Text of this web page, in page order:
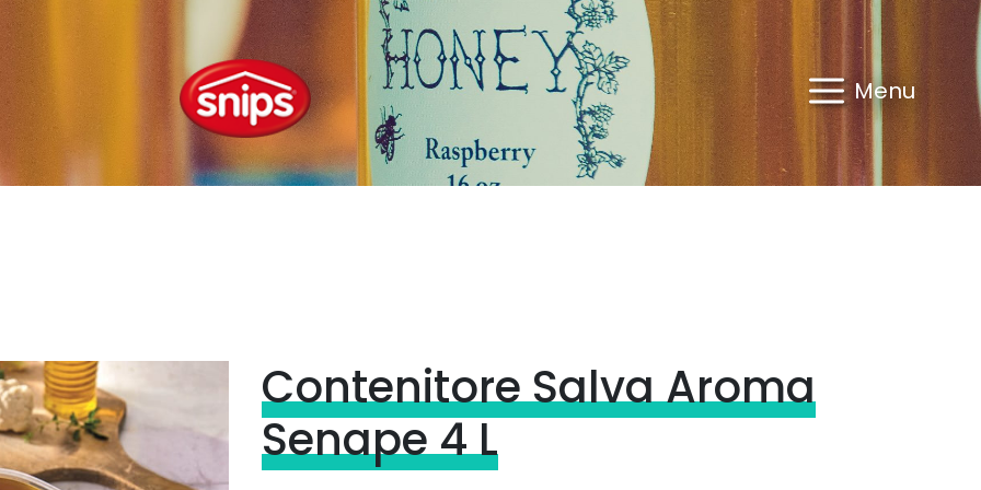
Menu
Contenitore Salva Aroma
Senape 4 L